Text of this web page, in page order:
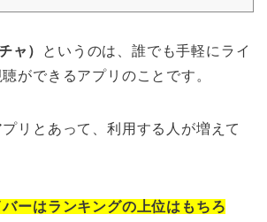
ャ）
というのは、誰でも手軽にライ
ができるアプリのことです。
リとあって、利用する人が増えて
ーはランキングの上位はもちろ